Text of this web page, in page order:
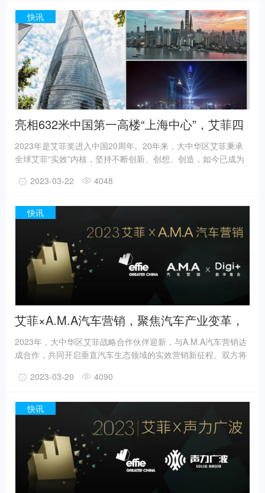
快讯
亮相632米中国第一高楼“上海中心”，艾菲四
大奖项新赛季即将开启！
2023年是艾菲奖进入中国20周年。20年来，大中华区艾菲秉承
全球艾菲“实效”内核，坚持不断创新、创想、创造，如今已成为
开启之际，大中华区艾菲奖、艾菲全球化营销奖、艾菲汽车奖、
相。焕新绽放，宣告新赛季实效启航。
2023-03-22 4048
快讯
艾菲×A.M.A汽车营销，聚焦汽车产业变革，
2023艾菲汽车奖再添新成员！
2023年，大中华区艾菲战略合作伙伴迎新，与A.M.A汽车营销达
成合作，共同开启垂直汽车生态领域的实效营销新征程。双方将
秀实践案例，探寻更具创新力和启发性的营销新法，推动汽车生
球营销成就的象征，艾菲致力于通过奖项、教育和对实效营销的
一流见解，引领、启迪和表彰实效营销作品及其实践者。
2023-03-20 4090
快讯